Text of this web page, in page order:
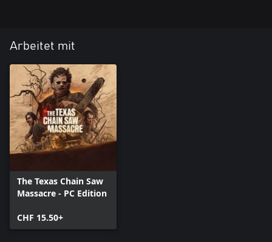
Arbeitet mit
The Texas Chain Saw
Massacre - PC Edition
CHF 15.50+